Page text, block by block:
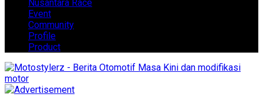
Nusantara Race
Event
Community
Profile
Product